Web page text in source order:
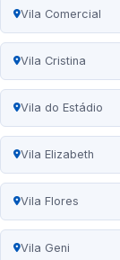
Vila Comercial
Vila Cristina
Vila do Estádio
Vila Elizabeth
Vila Flores
Vila Geni